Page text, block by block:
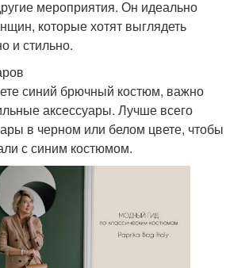
мероприятия. Он идеально
которые хотят выглядеть
и стильно.
синий брючный костюм, важно
аксессуары. Лучше всего
в черном или белом цвете, чтобы
с синим костюмом.